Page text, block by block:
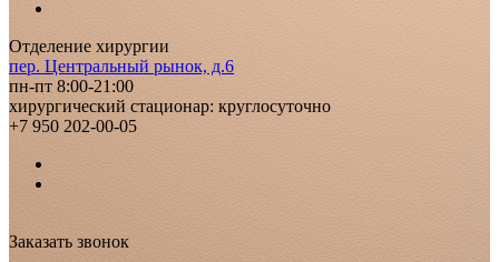
Отделение хирургии
пер. Центральный рынок, д.6
пн-пт 8:00-21:00
хирургический стационар: круглосуточно
+7 950 202-00-05
Заказать звонок